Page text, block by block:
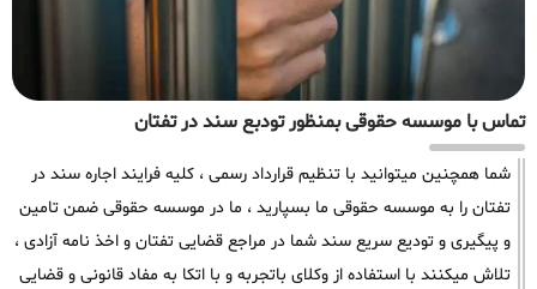
تماس با موسسه حقوقی بمنظور تودبع سند در تفتان
شما همچنین میتوانید با تنظیم قرارداد رسمی ، کلیه فرایند اجاره سند در
تفتان را به موسسه حقوقی ما بسپارید ، ما در موسسه حقوقی ضمن تامین
و پیگیری و تودیع سریع سند شما در مراجع قضایی تفتان و اخذ نامه آزادی ،
تلاش میکنند با استفاده از وکلای باتجربه و با اتکا به مفاد قانونی و قضایی